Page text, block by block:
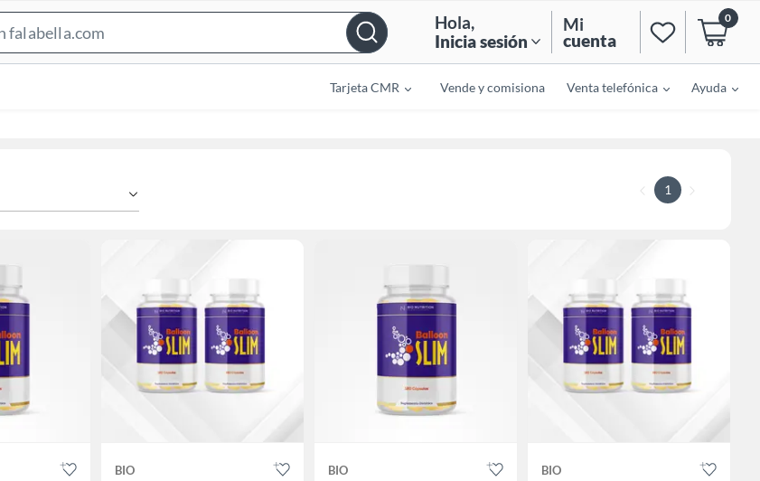
Bar
Hola,
Inicia sesión
Mi
cuenta
0
Tarjeta CMR Vende y comisiona Venta telefónica Ayuda
1
BIO BIO BIO